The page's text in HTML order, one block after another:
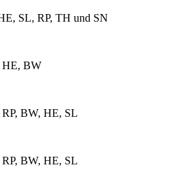
SL, RP, TH und SN
HE, BW
RP, BW, HE, SL
RP, BW, HE, SL